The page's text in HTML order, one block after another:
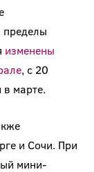
пределы
изменены
, с 20
марте.
и Сочи. При
мини-